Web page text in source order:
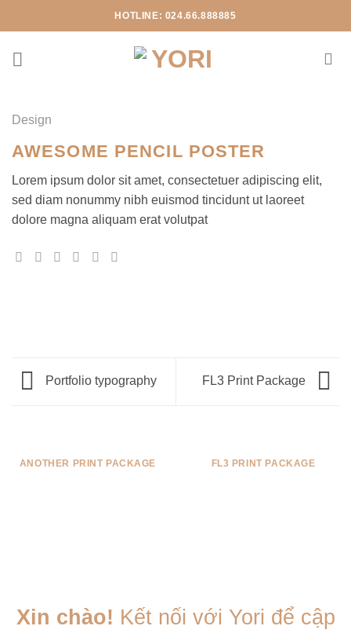
đến
dung
HOTLINE: 024.66.888885
Design
AWESOME PENCIL POSTER
Lorem ipsum dolor sit amet, consectetuer adipiscing elit,
sed diam nonummy nibh euismod tincidunt ut laoreet
dolore magna aliquam erat volutpat
Portfolio typography FL3 Print Package
ANOTHER PRINT PACKAGE FL3 PRINT PACKAGE
Xin chào! Kết nối với Yori để cập